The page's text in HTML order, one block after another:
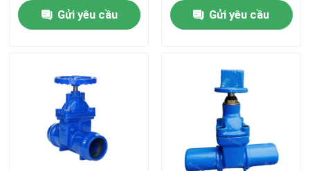
Liên hệ chúng tôi
Tin tức
Các trường hợp
Van cổng DI
Gửi yêu cầu
Gửi yêu cầu